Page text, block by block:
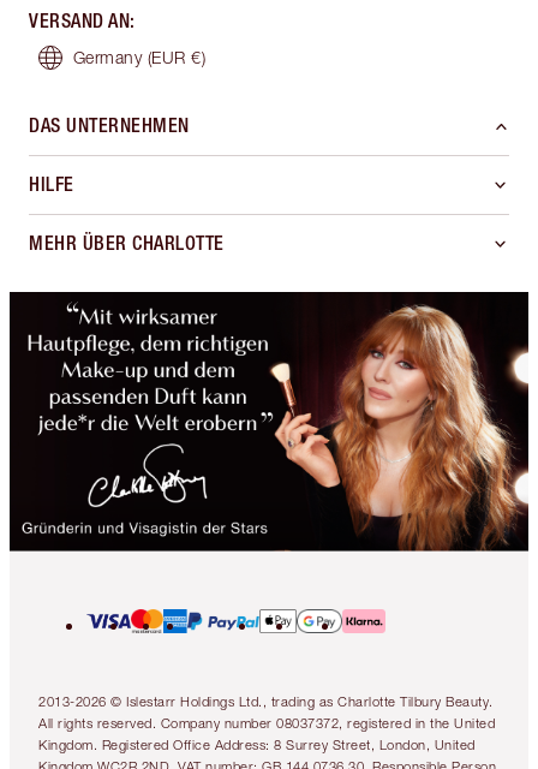
VERSAND AN:
Germany (EUR €)
DAS UNTERNEHMEN
HILFE
MEHR ÜBER CHARLOTTE
2013-2026 © Islestarr Holdings Ltd., trading as Charlotte Tilbury Beauty.
All rights reserved. Company number 08037372, registered in the United
Kingdom. Registered Office Address: 8 Surrey Street, London, United